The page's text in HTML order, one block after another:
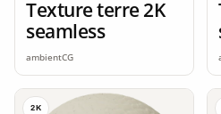
Texture terre 2K
seamless
ambientCG
2K